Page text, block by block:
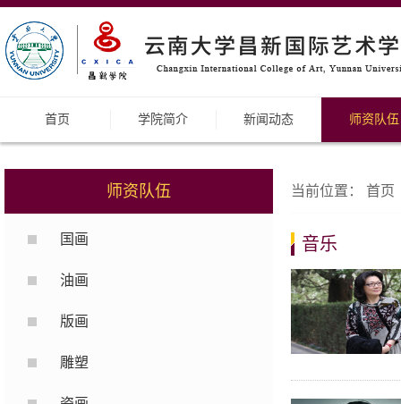
首页 学院简介 新闻动态 师资队伍
师资队伍
国画
油画
版画
雕塑
当前位置： 首页
音乐